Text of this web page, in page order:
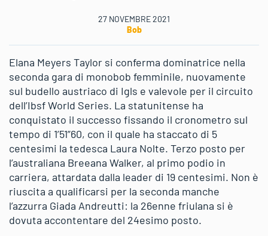
27 NOVEMBRE 2021
Bob
Elana Meyers Taylor si conferma dominatrice nella
seconda gara di monobob femminile, nuovamente
sul budello austriaco di Igls e valevole per il circuito
dell’Ibsf World Series. La statunitense ha
conquistato il successo fissando il cronometro sul
tempo di 1’51”60, con il quale ha staccato di 5
centesimi la tedesca Laura Nolte. Terzo posto per
l’australiana Breeana Walker, al primo podio in
carriera, attardata dalla leader di 19 centesimi. Non è
riuscita a qualificarsi per la seconda manche
l’azzurra Giada Andreutti: la 26enne friulana si è
dovuta accontentare del 24esimo posto.